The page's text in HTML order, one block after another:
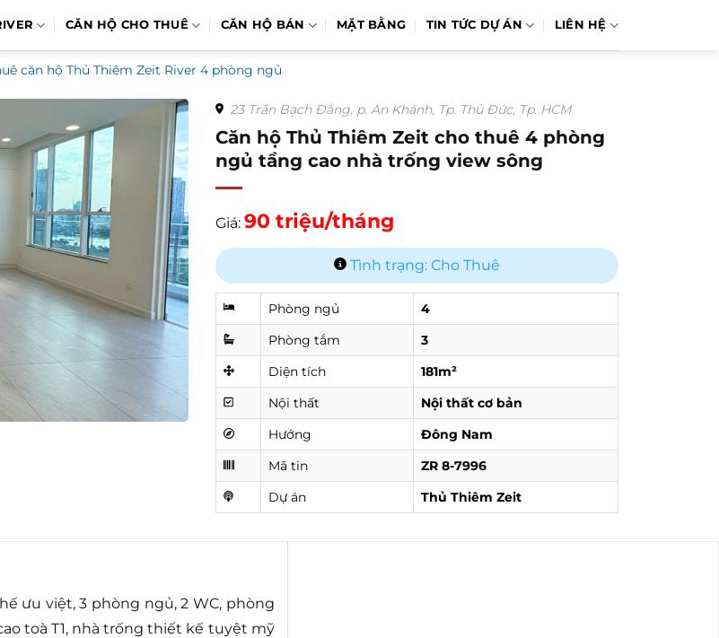
CĂN HỘ CHO THUÊ CĂN HỘ BÁN MẶT BẰNG TIN TỨC DỰ ÁN LIÊN HỆ
căn hộ Thủ Thiêm Zeit River 4 phòng ngủ
23 Trần Bạch Đằng, p. An Khánh, Tp. Thủ Đức, Tp. HCM
Căn hộ Thủ Thiêm Zeit cho thuê 4 phòng
ngủ tầng cao nhà trống view sông
Giá: 90 triệu/tháng
Tình trạng: Cho Thuê
Phòng ngủ
4
Phòng tắm
3
Diện tích
181m²
Nội thất
Nội thất cơ bản
Hướng
Đông Nam
Mã tin
ZR 8-7996
Dự án
Thủ Thiêm Zeit
ưu việt, 3 phòng ngủ, 2 WC, phòng
toà T1, nhà trống thiết kế tuyệt mỹ